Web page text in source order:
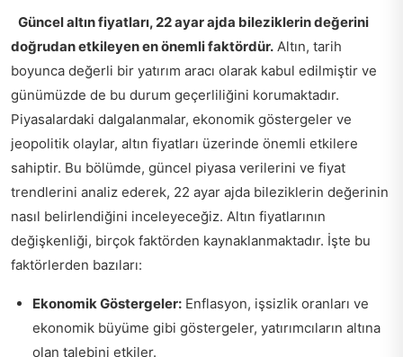
Güncel altın fiyatları, 22 ayar ajda bileziklerin değerini
doğrudan etkileyen en önemli faktördür. Altın, tarih
boyunca değerli bir yatırım aracı olarak kabul edilmiştir ve
günümüzde de bu durum geçerliliğini korumaktadır.
Piyasalardaki dalgalanmalar, ekonomik göstergeler ve
jeopolitik olaylar, altın fiyatları üzerinde önemli etkilere
sahiptir. Bu bölümde, güncel piyasa verilerini ve fiyat
trendlerini analiz ederek, 22 ayar ajda bileziklerin değerinin
nasıl belirlendiğini inceleyeceğiz. Altın fiyatlarının
değişkenliği, birçok faktörden kaynaklanmaktadır. İşte bu
faktörlerden bazıları:
Ekonomik Göstergeler: Enflasyon, işsizlik oranları ve
ekonomik büyüme gibi göstergeler, yatırımcıların altına
olan talebini etkiler.